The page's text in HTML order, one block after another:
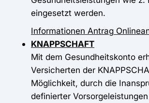
eingesetzt werden.
Informationen Antrag
KNAPPSCHAFT
Mit dem Gesundheitskonto
Versicherten der
Möglichkeit, durch die
definierter